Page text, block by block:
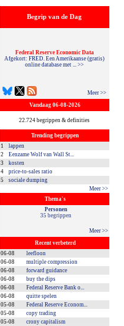
Begrip van de Dag
Meer >>
Federal Reserve Economic Data
Afgekort: FRED. Een Amerikaanse (gratis)
online database met ... >>
Vandaag 06-08-2026
22.724 begrippen & definities
Trending begrippen
1
lappen
2
Eenzame Wolf van Wall St...
3
kosten
4
price-to-sales ratio
5
sociale dumping
Meer >>
Thema's
Personen
35 begrippen
Meer >>
Recent verbeterd
06-08
leefloon
06-08
multiple compression
06-08
forward guidance
06-08
buy the dips
06-08
Federal Reserve Bank o...
06-08
quitte spelen
05-08
Federal Reserve Econom...
05-08
copy trading
05-08
crony capitalism